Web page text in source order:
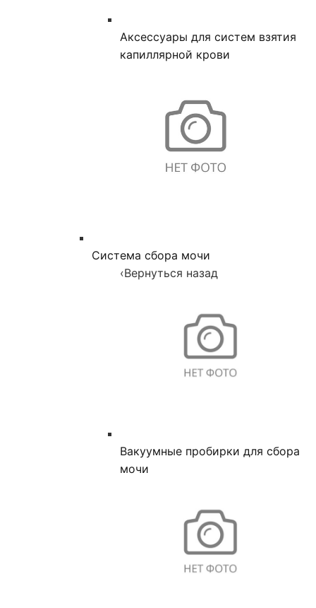
Аксессуары для систем взятия
капиллярной крови
Система сбора мочи
‹Вернуться назад
Вакуумные пробирки для сбора
мочи